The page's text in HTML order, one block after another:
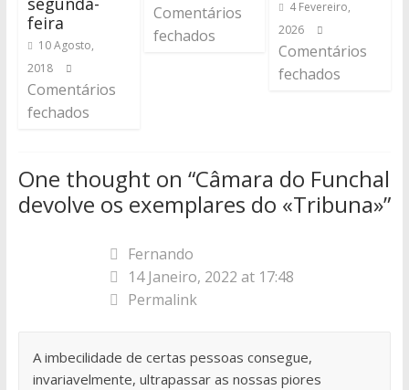
feira
10 Agosto,
2018
Comentários
fechados
Comentários
fechados
4 Fevereiro,
2026
Comentários
fechados
One thought on “Câmara do Funchal
devolve os exemplares do «Tribuna»”
Fernando
14 Janeiro, 2022 at 17:48
Permalink
A imbecilidade de certas pessoas consegue,
invariavelmente, ultrapassar as nossas piores